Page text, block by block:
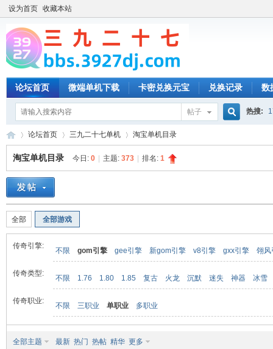
设为首页 收藏本站
论坛首页 微端单机下载 卡密兑换元宝 兑换记录 数
帖子 热搜:
»
论坛首页 三九二十七单机 淘宝单机目录
淘宝单机目录 今日: 0 主题: 373 排名: 1
全部 全部游戏
传奇引擎:
不限 gom引擎 gee引擎 新gom引擎 v8引擎 gxx引擎 翎风
传奇类型:
不限 1.76 1.80 1.85 复古 火龙 沉默 迷失 神器 冰雪
传奇职业:
不限 三职业 单职业 多职业
全部主题 最新 热门 热帖 精华 更多